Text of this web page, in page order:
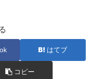
はてブ
コピー